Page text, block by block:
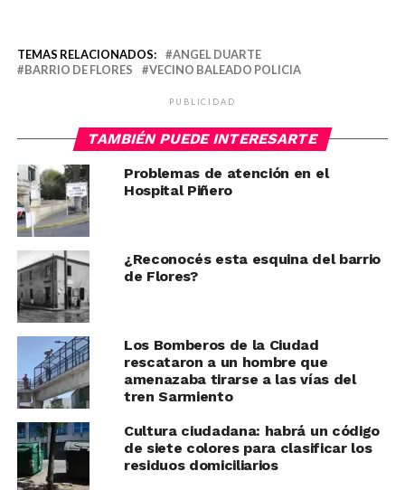
TEMAS RELACIONADOS:
ANGEL DUARTE
BARRIO DE FLORES
VECINO BALEADO POLICIA
PUBLICIDAD
TAMBIÉN PUEDE INTERESARTE
Problemas de atención en el
Hospital Piñero
¿Reconocés esta esquina del barrio
de Flores?
Los Bomberos de la Ciudad
rescataron a un hombre que
amenazaba tirarse a las vías del
tren Sarmiento
Cultura ciudadana: habrá un código
de siete colores para clasificar los
residuos domiciliarios